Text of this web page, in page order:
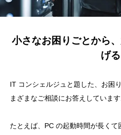
小さなお困りごとから
げる
IT コンシェルジュと題した、お困
まざまなご相談にお答えしています
たとえば、PC の起動時間が長くて